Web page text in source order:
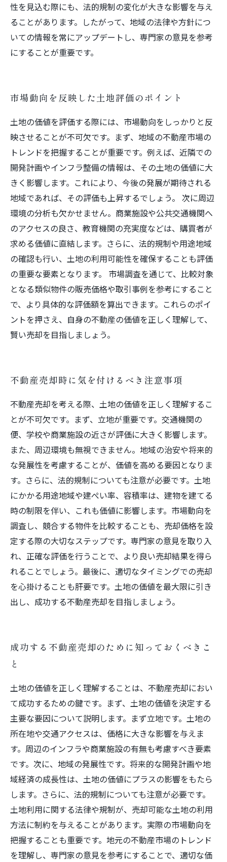
性を見込む際にも、法的規制の変化が大きな影響を与え
ることがあります。したがって、地域の法律や方針につ
いての情報を常にアップデートし、専門家の意見を参考
にすることが重要です。
市場動向を反映した土地評価のポイント
土地の価値を評価する際には、市場動向をしっかりと反
映させることが不可欠です。まず、地域の不動産市場の
トレンドを把握することが重要です。例えば、近隣での
開発計画やインフラ整備の情報は、その土地の価値に大
きく影響します。これにより、今後の発展が期待される
地域であれば、その評価も上昇するでしょう。 次に周辺
環境の分析も欠かせません。商業施設や公共交通機関へ
のアクセスの良さ、教育機関の充実度などは、購買者が
求める価値に直結します。さらに、法的規制や用途地域
の確認も行い、土地の利用可能性を確保することも評価
の重要な要素となります。 市場調査を通じて、比較対象
となる類似物件の販売価格や取引事例を参考にすること
で、より具体的な評価額を算出できます。これらのポイ
ントを押さえ、自身の不動産の価値を正しく理解して、
賢い売却を目指しましょう。
不動産売却時に気を付けるべき注意事項
不動産売却を考える際、土地の価値を正しく理解するこ
とが不可欠です。まず、立地が重要です。交通機関の
便、学校や商業施設の近さが評価に大きく影響します。
また、周辺環境も無視できません。地域の治安や将来的
な発展性を考慮することが、価値を高める要因となりま
す。さらに、法的規制についても注意が必要です。土地
にかかる用途地域や建ぺい率、容積率は、建物を建てる
時の制限を伴い、これも価値に影響します。市場動向を
調査し、競合する物件を比較することも、売却価格を設
定する際の大切なステップです。専門家の意見を取り入
れ、正確な評価を行うことで、より良い売却結果を得ら
れることでしょう。最後に、適切なタイミングでの売却
を心掛けることも肝要です。土地の価値を最大限に引き
出し、成功する不動産売却を目指しましょう。
成功する不動産売却のために知っておくべきこ
と
土地の価値を正しく理解することは、不動産売却におい
て成功するための鍵です。まず、土地の価値を決定する
主要な要因について説明します。まず立地です。土地の
所在地や交通アクセスは、価格に大きな影響を与えま
す。周辺のインフラや商業施設の有無も考慮すべき要素
です。次に、地域の発展性です。将来的な開発計画や地
域経済の成長性は、土地の価値にプラスの影響をもたら
します。さらに、法的規制についても注意が必要です。
土地利用に関する法律や規制が、売却可能な土地の利用
方法に制約を与えることがあります。実際の市場動向を
把握することも重要です。地元の不動産市場のトレンド
を理解し、専門家の意見を参考にすることで、適切な価